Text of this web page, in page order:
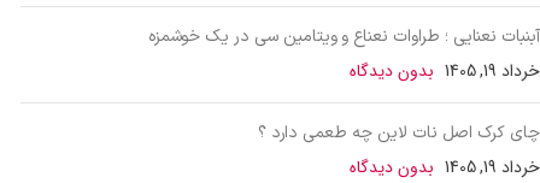
آبنبات نعنایی ؛ طراوات نعناع و ویتامین سی در یک خوشمزه
خرداد 19, 1405 بدون دیدگاه
چای کرک اصل نات لاین چه طعمی دارد ؟
خرداد 19, 1405 بدون دیدگاه